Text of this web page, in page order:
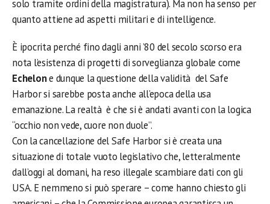
solo tramite ordini della magistratura). Ma non ha senso per
quanto attiene ad aspetti militari e di intelligence.
È ipocrita perché fino dagli anni ’80 del secolo scorso era
nota l’esistenza di progetti di sorveglianza globale come
Echelone dunque la questione della validità del Safe
Harbor si sarebbe posta anche all’epoca della usa
emanazione. La realtà è che si è andati avanti con la logica
“occhio non vede, cuore non duole”.
Con la cancellazione del Safe Harbor si è creata una
situazione di totale vuoto legislativo che, letteralmente
dall’oggi al domani, ha reso illegale scambiare dati con gli
USA. E nemmeno si può sperare – come hanno chiesto gli